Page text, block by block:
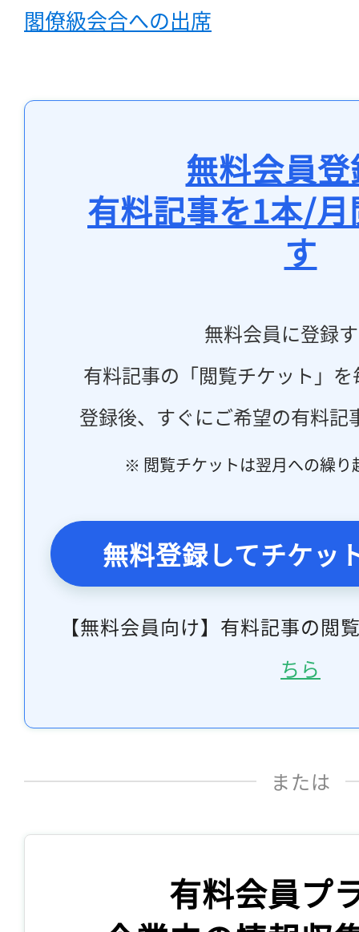
閣僚級会合への出席
無料会員
有料記事を1本/
す
無料会員に登録
有料記事の「閲覧チケット」
登録後、すぐにご希望の有料記
※ 閲覧チケットは翌月への繰り
無料登録してチケッ
【無料会員向け】有料記事の閲
ちら
または
有料会員プ